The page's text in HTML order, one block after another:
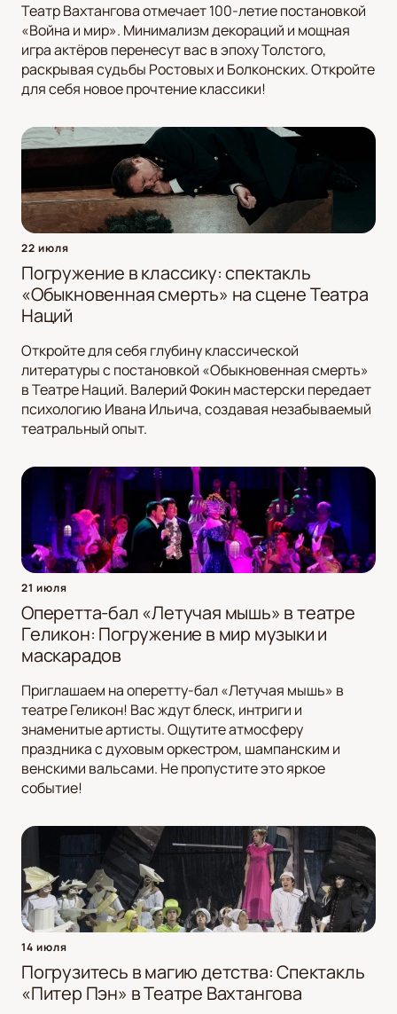
Театр Вахтангова отмечает 100-летие постановкой
«Война и мир». Минимализм декораций и мощная
игра актёров перенесут вас в эпоху Толстого,
раскрывая судьбы Ростовых и Болконских. Откройте
для себя новое прочтение классики!
22 июля
Погружение в классику: спектакль
«Обыкновенная смерть» на сцене Театра
Наций
Откройте для себя глубину классической
литературы с постановкой «Обыкновенная смерть»
в Театре Наций. Валерий Фокин мастерски передает
психологию Ивана Ильича, создавая незабываемый
театральный опыт.
21 июля
Оперетта-бал «Летучая мышь» в театре
Геликон: Погружение в мир музыки и
маскарадов
Приглашаем на оперетту-бал «Летучая мышь» в
театре Геликон! Вас ждут блеск, интриги и
знаменитые артисты. Ощутите атмосферу
праздника с духовым оркестром, шампанским и
венскими вальсами. Не пропустите это яркое
событие!
14 июля
Погрузитесь в магию детства: Спектакль
«Питер Пэн» в Театре Вахтангова